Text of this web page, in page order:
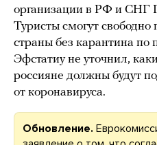
организации в РФ и СНГ
Туристы смогут
страны без карантина
Эфстатиу не уточнил,
россияне должны будут
от коронавируса.
Обновление.